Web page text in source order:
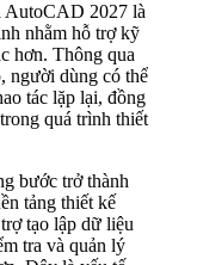
AutoCAD 2027 là
nhằm hỗ trợ kỹ
hơn. Thông qua
người dùng có thể
tác lặp lại, đồng
quá trình thiết
bước trở thành
tảng thiết kế
tạo lập dữ liệu
tra và quản lý